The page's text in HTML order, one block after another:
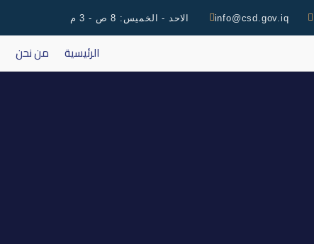
info@csd.gov.iq الاحد - الخميس: 8 ص - 3 م
الرئيسية من نحن